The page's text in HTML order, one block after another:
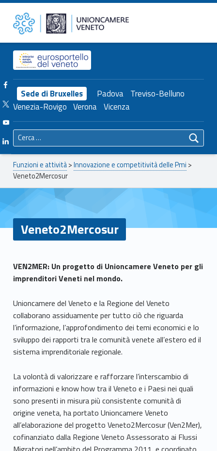
Veneto2Mercosur – Unioncamere del Veneto Unioncamere del Veneto
Header info sidebar
Sede di Bruxelles Padova Treviso-Belluno
Venezia-Rovigo Verona Vicenza
Facebook Unioncamere Veneto
Twitter Unioncamere Veneto
Youtube Unioncamere Veneto
Linkedin Unioncamere Veneto
Ricerca per:
Breadcrumbs navigation
Funzioni e attività>Innovazione e competitività delle Pmi >
Veneto2Mercosur
Veneto2Mercosur
V
e
n
e
t
2
M
e
r
VEN2MER: Un progetto di Unioncamere Veneto per gli
imprenditori Veneti nel mondo.
Unioncamere del Veneto e la Regione del Veneto
collaborano assiduamente per tutto ciò che riguarda
l’informazione, l’approfondimento dei temi economici e lo
sviluppo dei rapporti tra le comunità venete all’estero ed il
sistema imprenditoriale regionale.
La volontà di valorizzare e rafforzare l’interscambio di
informazioni e know how tra il Veneto e i Paesi nei quali
sono presenti in misura più consistente comunità di
origine veneta, ha portato Unioncamere Veneto
all’elaborazione del progetto Veneto2Mercosur (Ven2Mer),
cofinanziato dalla Regione Veneto Assessorato ai Flussi